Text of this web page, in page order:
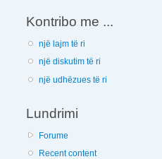
Kontribo me ...
një lajm të ri
një diskutim të ri
një udhëzues të ri
Lundrimi
Forume
Recent content